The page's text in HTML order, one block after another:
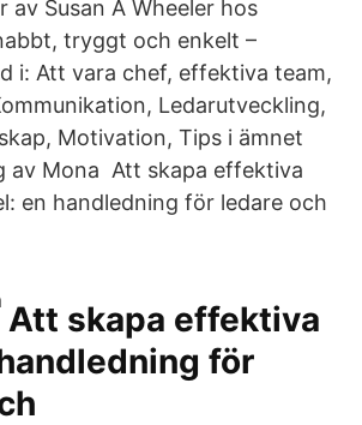
av Susan A Wheeler hos
tryggt och enkelt –
i: Att vara chef, effektiva team,
Ledarutveckling,
Motivation, Tips i ämnet
av Mona Att skapa effektiva
en handledning för ledare och
Att skapa effektiva
för